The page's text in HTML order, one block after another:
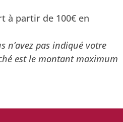
à partir de 100€ en
n’avez pas indiqué votre
est le montant maximum